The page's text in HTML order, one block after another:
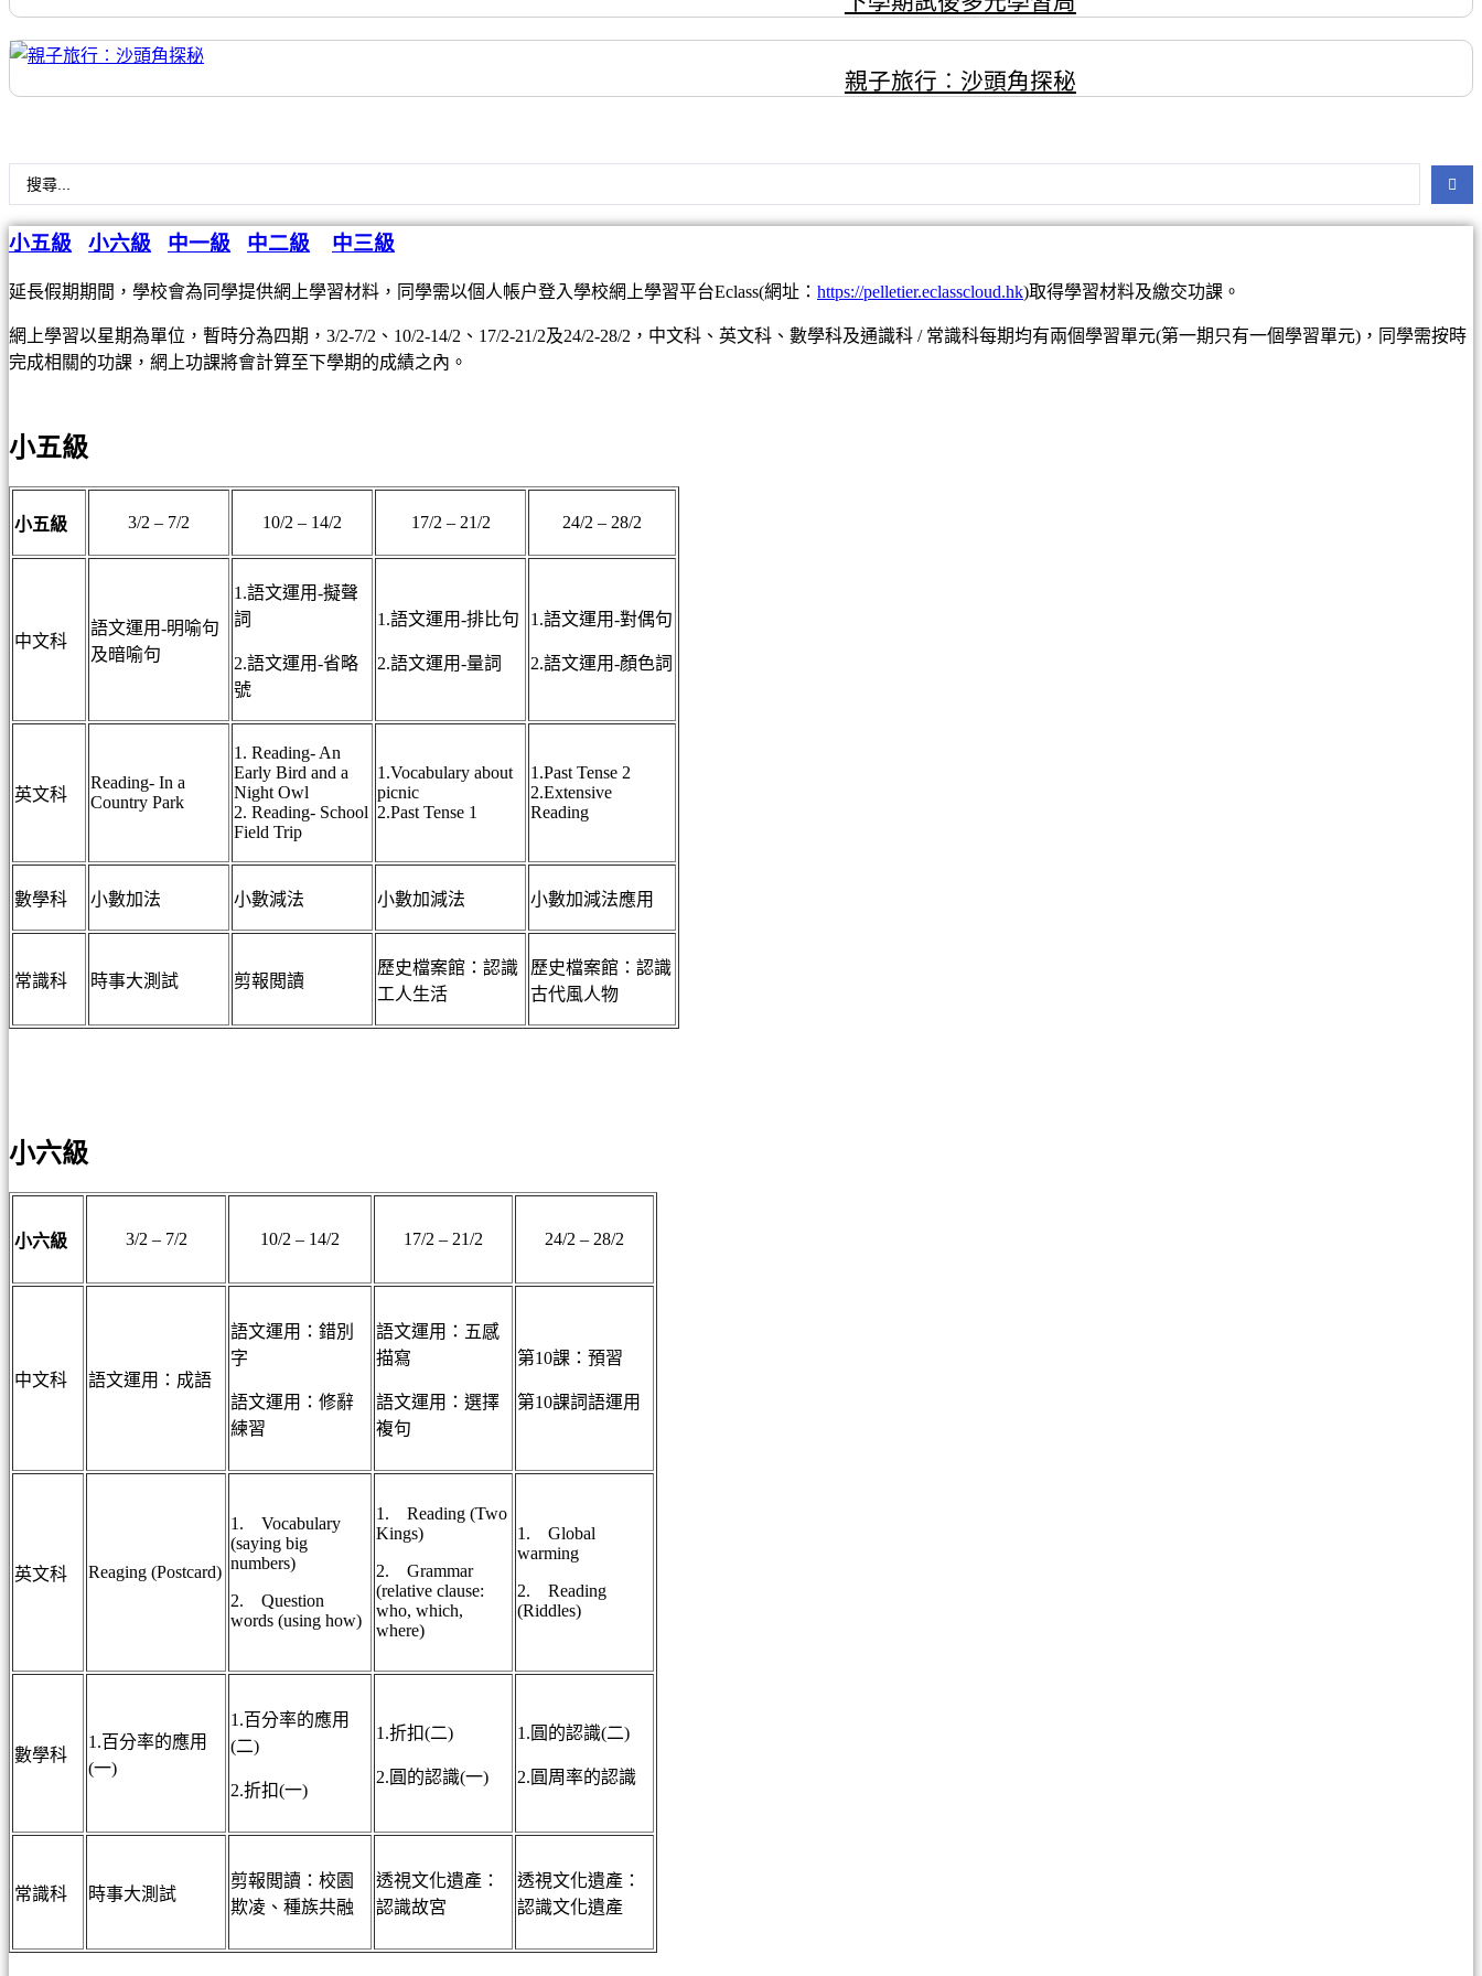
親子旅行︰沙頭角探秘
小五級 小六級 中一級 中二級 中三級
延長假期期間，學校會為同學提供網上學習材料，同學需以個人帳户登入學校網上學習平台Eclass(網址： https://pelletier.eclasscloud.hk)取得學習材料及繳交功課。
網上學習以星期為單位，暫時分為四期，3/2-7/2、10/2-14/2、17/2-21/2及24/2-28/2，中文科、英文科、數學科及通識科 / 常識科每期均有兩個學習單元(第一期只有一個學習單元)，同學需按時
完成相關的功課，網上功課將會計算至下學期的成績之內。
小五級
小五級 3/2 – 7/2 10/2 – 14/2 17/2 – 21/2 24/2 – 28/2
中文科
語文運用-明喻句
及暗喻句
1.語文運用-擬聲
詞
2.語文運用-省略
號
1.語文運用-排比句
2.語文運用-量詞
1.語文運用-對偶句
2.語文運用-顏色詞
英文科
Reading- In a
Country Park
1. Reading- An
Early Bird and a
Night Owl
2. Reading- School
Field Trip
1.Vocabulary about
picnic
2.Past Tense 1
1.Past Tense 2
2.Extensive
Reading
數學科 小數加法 小數減法 小數加減法 小數加減法應用
常識科 時事大測試 剪報閲讀
歷史檔案館：認識
工人生活
歷史檔案館：認識
古代風人物
小六級
小六級 3/2 – 7/2 10/2 – 14/2 17/2 – 21/2 24/2 – 28/2
中文科 語文運用：成語
語文運用：錯別
字
語文運用：修辭
練習
語文運用：五感
描寫
語文運用：選擇
複句
第10課：預習
第10課詞語運用
英文科 Reaging (Postcard)
1. Vocabulary
(saying big
numbers)
2. Question
words (using how)
1. Reading (Two
Kings)
2. Grammar
(relative clause:
who, which,
where)
1. Global
warming
2. Reading
(Riddles)
數學科
1.百分率的應用
(一)
1.百分率的應用
(二)
2.折扣(一)
1.折扣(二)
2.圓的認識(一)
1.圓的認識(二)
2.圓周率的認識
常識科 時事大測試
剪報閲讀：校園
欺凌、種族共融
透視文化遺產：
認識故宮
透視文化遺產：
認識文化遺產